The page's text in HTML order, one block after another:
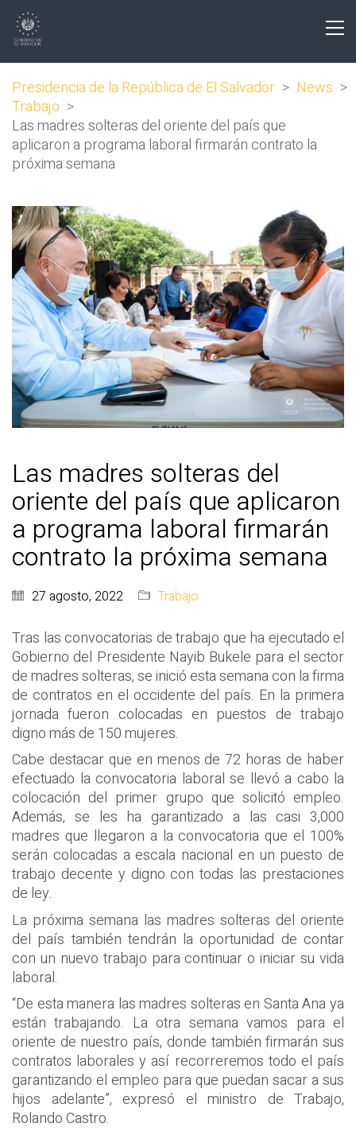
Presidencia de la República de El Salvador > News >
Trabajo >
Las madres solteras del oriente del país que
aplicaron a programa laboral firmarán contrato la
próxima semana
Las madres solteras del
oriente del país que aplicaron
a programa laboral firmarán
contrato la próxima semana
27 agosto, 2022 Trabajo
Tras las convocatorias de trabajo que ha ejecutado el
Gobierno del Presidente Nayib Bukele para el sector
de madres solteras, se inició esta semana con la firma
de contratos en el occidente del país. En la primera
jornada fueron colocadas en puestos de trabajo
digno más de 150 mujeres.
Cabe destacar que en menos de 72 horas de haber
efectuado la convocatoria laboral se llevó a cabo la
colocación del primer grupo que solicitó empleo.
Además, se les ha garantizado a las casi 3,000
madres que llegaron a la convocatoria que el 100%
serán colocadas a escala nacional en un puesto de
trabajo decente y digno con todas las prestaciones
de ley.
La próxima semana las madres solteras del oriente
del país también tendrán la oportunidad de contar
con un nuevo trabajo para continuar o iniciar su vida
laboral.
“De esta manera las madres solteras en Santa Ana ya
están trabajando. La otra semana vamos para el
oriente de nuestro país, donde también firmarán sus
contratos laborales y así recorreremos todo el país
garantizando el empleo para que puedan sacar a sus
hijos adelante”, expresó el ministro de Trabajo,
Rolando Castro.